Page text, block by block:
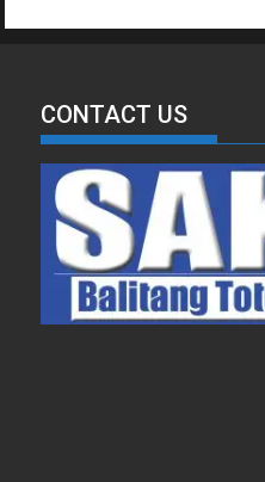
CONTACT US